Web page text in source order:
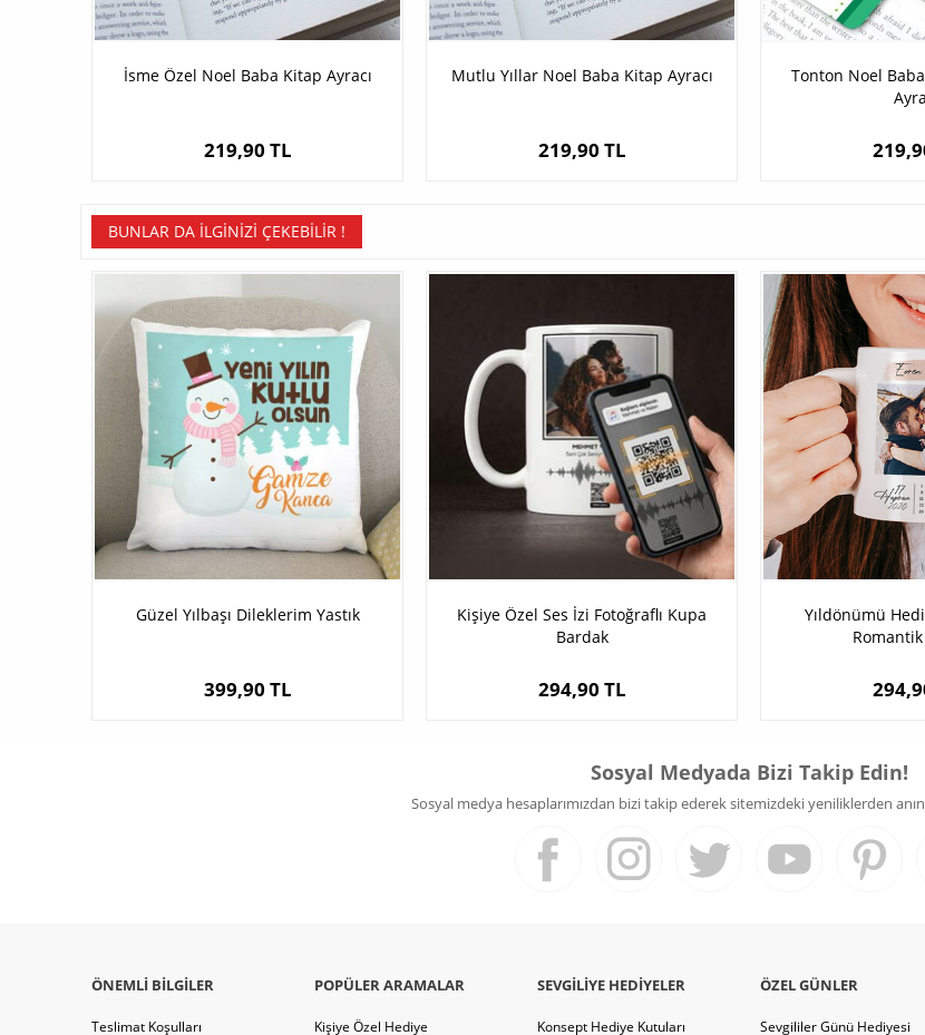
İsme Özel Noel Baba Kitap Ayracı
219,90 TL
Mutlu Yıllar Noel Baba Kitap Ayracı
219,90 TL
Tonton Noel
BUNLAR DA İLGINIZI ÇEKEBILIR !
Güzel Yılbaşı Dileklerim Yastık
399,90 TL
Kişiye Özel Ses İzi Fotoğraflı Kupa
Bardak
294,90 TL
Yıldönümü
Sosyal Medyada Bizi Takip Edin!
Sosyal medya hesaplarımızdan bizi takip ederek sitemizdeki yeniliklerden
ÖNEMLI BILGILER
Teslimat Koşulları
POPÜLER ARAMALAR
Kişiye Özel Hediye
SEVGILIYE HEDIYELER
Konsept Hediye Kutuları
ÖZEL GÜNLER
Sevgililer Günü Hediyesi